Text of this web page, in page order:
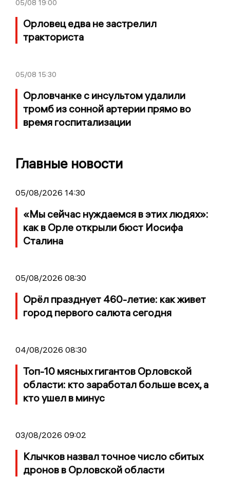
05/08 19:00
Орловец едва не застрелил
тракториста
05/08 15:30
Орловчанке с инсультом удалили
тромб из сонной артерии прямо во
время госпитализации
Главные новости
05/08/2026 14:30
«Мы сейчас нуждаемся в этих людях»:
как в Орле открыли бюст Иосифа
Сталина
05/08/2026 08:30
Орёл празднует 460-летие: как живет
город первого салюта сегодня
04/08/2026 08:30
Топ-10 мясных гигантов Орловской
области: кто заработал больше всех, а
кто ушел в минус
03/08/2026 09:02
Клычков назвал точное число сбитых
дронов в Орловской области